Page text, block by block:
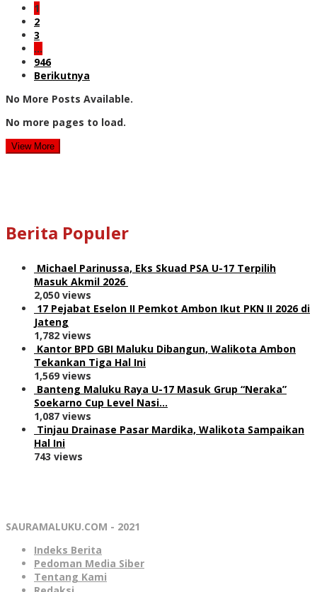
1
2
3
…
946
Berikutnya
No More Posts Available.
No more pages to load.
View More
Berita Populer
Michael Parinussa, Eks Skuad PSA U-17 Terpilih
Masuk Akmil 2026
2,050 views
17 Pejabat Eselon II Pemkot Ambon Ikut PKN II 2026 di
Jateng
1,782 views
Kantor BPD GBI Maluku Dibangun, Walikota Ambon
Tekankan Tiga Hal Ini
1,569 views
Banteng Maluku Raya U-17 Masuk Grup “Neraka”
Soekarno Cup Level Nasi…
1,087 views
Tinjau Drainase Pasar Mardika, Walikota Sampaikan
Hal Ini
743 views
SAURAMALUKU.COM - 2021
Indeks Berita
Pedoman Media Siber
Tentang Kami